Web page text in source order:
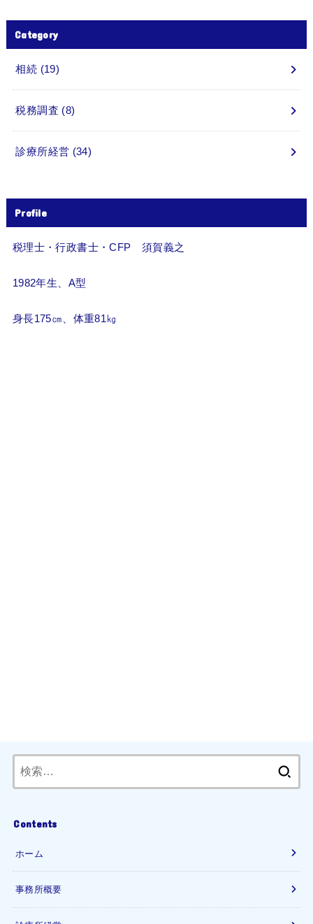
Category
相続 (19)
税務調査 (8)
診療所経営 (34)
Profile
税理士・行政書士・CFP 須賀義之
1982年生、A型
身長175㎝、体重81㎏
Contents
ホーム
事務所概要